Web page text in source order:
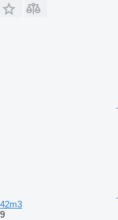
42m3
9